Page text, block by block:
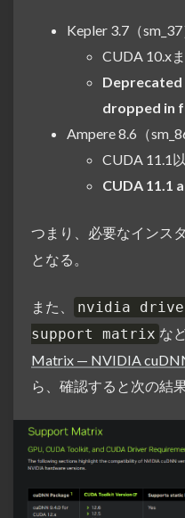
Kepler 3.7（sm_37
CUDA 10.x
Deprecated
dropped in
Ampere 8.6（
CUDA 11.1
CUDA 11.1
つまり、必要なインス
となる。
また、
nvidia
support matrix な
Matrix — NVIDIA
ら、確認すると次の結